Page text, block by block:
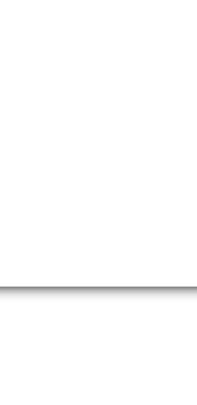
rektora
Daňa, odniesli
so sídlom v Košiciach, ktorej